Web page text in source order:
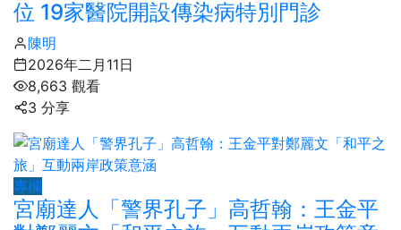
位 19家醫院開設傳染病特別門診
陳明
2026年二月11日
8,663 觀看
3 分享
專欄
宮廟達人「警界孔子」高哲翰：王金平